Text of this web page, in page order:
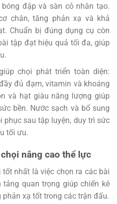
đập và sàn cỏ nhân tạo.
chân, tăng phản xạ và khả
Chuẩn bị đúng dụng cụ còn
tập đạt hiệu quả tối đa, giúp
chọi phát triển toàn diện:
đủ đạm, vitamin và khoáng
và hạt giàu năng lượng giúp
bền. Nước sạch và bổ sung
sau tập luyện, duy trì sức
tối ưu.
nâng cao thể lực
tốt nhất là việc chọn ra các bài
quan trọng giúp chiến kê
xạ tốt trong các trận đấu.